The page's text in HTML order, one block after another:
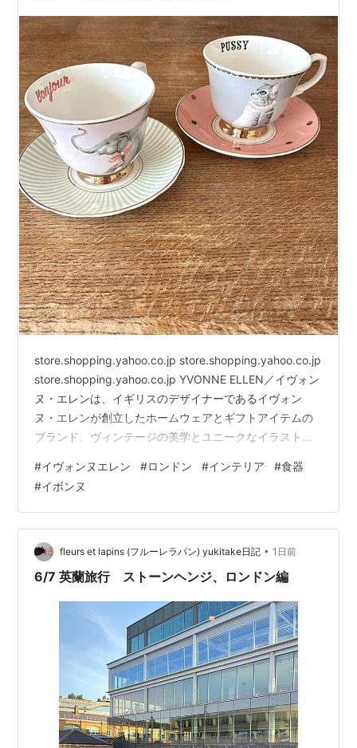
store.shopping.yahoo.co.jp store.shopping.yahoo.co.jp
store.shopping.yahoo.co.jp YVONNE ELLEN／イヴォン
ヌ・エレンは、イギリスのデザイナーであるイヴォン
ヌ・エレンが創立したホームウェアとギフトアイテムの
ブランド。ヴィンテージの美学とユニークなイラストレ
タイルが特徴です。伝統的なボーンチャイナ（磁器）や
高品質の食器に、動物や花、ユーモラスなメッセージを
描いたデザインが特徴で、特に動物モチーフのカップや
プレートが人気です。家族や友人たちと過ごす楽しい時
間や一…
#イヴォンヌエレン #ロンドン #インテリア #食器
#イボンヌ
fleurs et lapins (フルーレラパン) yukitake日記 • 1日前
6/7 英蘭旅行 ストーンヘンジ、ロンドン編